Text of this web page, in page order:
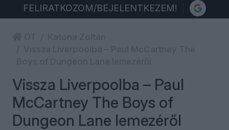
FELIRATKOZOM/BEJELENTKEZEM!
Vissza Liverpoolba – Paul
McCartney The Boys of
Dungeon Lane lemezéről